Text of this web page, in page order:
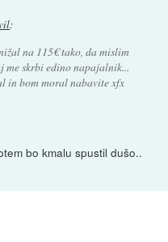
:
na 115€ tako, da mislim
me skrbi edino napajalnik...
in bom moral nabavite xfx
bo kmalu spustil dušo..